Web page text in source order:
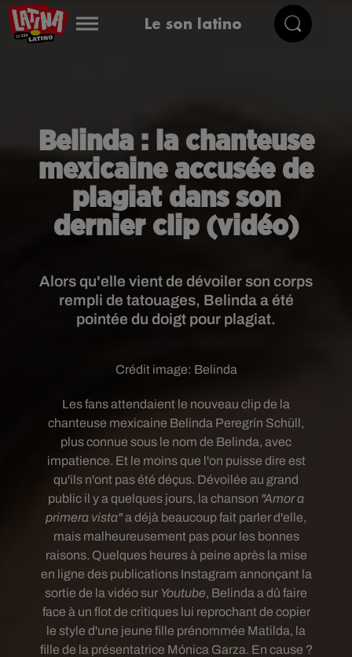
Le son latino
Belinda : la chanteuse
mexicaine accusée de
plagiat dans son
dernier clip (vidéo)
Alors qu'elle vient de dévoiler son corps
rempli de tatouages, Belinda a été
pointée du doigt pour plagiat.
Crédit image: Belinda
Les fans attendaient le nouveau clip de la
chanteuse mexicaine Belinda Peregrín Schüll,
plus connue sous le nom de Belinda, avec
impatience. Et le moins que l'on puisse dire est
qu'ils n'ont pas été déçus. Dévoilée au grand
public il y a quelques jours, la chanson "Amor a
primera vista"a déjà beaucoup fait parler d'elle,
mais malheureusement pas pour les bonnes
raisons. Quelques heures à peine après la mise
en ligne des publications Instagram annonçant la
sortie de la vidéo sur Youtube, Belinda a dû faire
face à un flot de critiques lui reprochant de copier
le style d'une jeune fille prénommée Matilda, la
fille de la présentatrice Mónica Garza. En cause ?